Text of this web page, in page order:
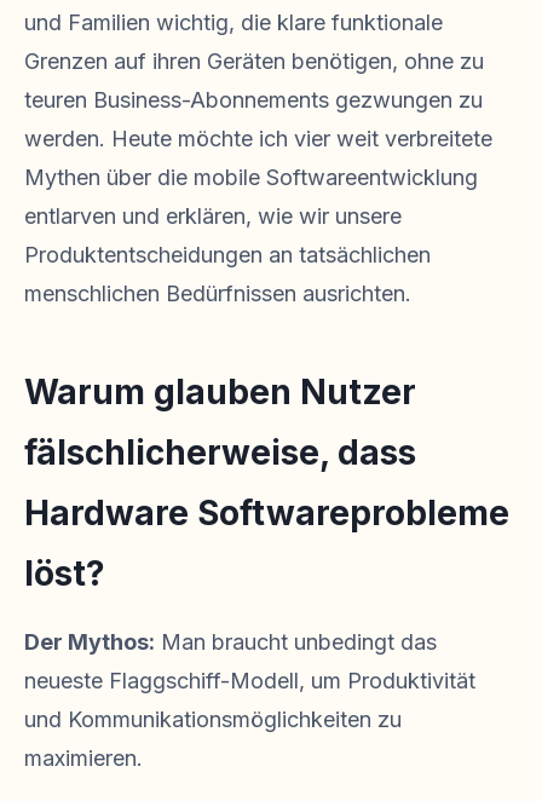
und Familien wichtig, die klare funktionale
Grenzen auf ihren Geräten benötigen, ohne zu
teuren Business-Abonnements gezwungen zu
werden. Heute möchte ich vier weit verbreitete
Mythen über die mobile Softwareentwicklung
entlarven und erklären, wie wir unsere
Produktentscheidungen an tatsächlichen
menschlichen Bedürfnissen ausrichten.
Warum glauben Nutzer
fälschlicherweise, dass
Hardware Softwareprobleme
löst?
Der Mythos: Man braucht unbedingt das
neueste Flaggschiff-Modell, um Produktivität
und Kommunikationsmöglichkeiten zu
maximieren.